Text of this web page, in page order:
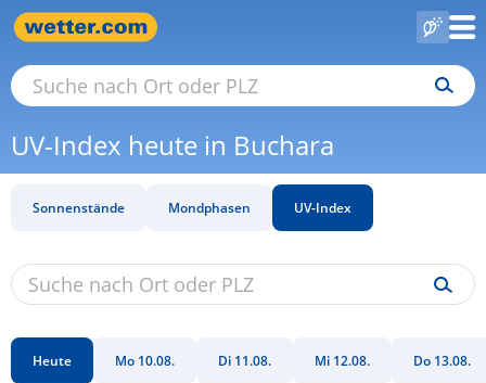
UV-Index heute in Buchara
Sonnenstände Mondphasen UV-Index
Heute Mo 10.08. Di 11.08. Mi 12.08. Do 13.08.